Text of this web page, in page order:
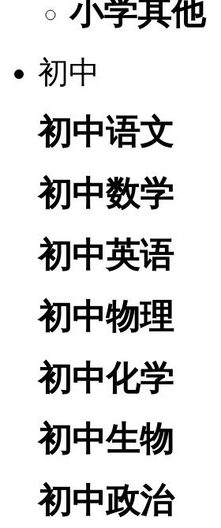
小学其他
初中
初中语文
初中数学
初中英语
初中物理
初中化学
初中生物
初中政治